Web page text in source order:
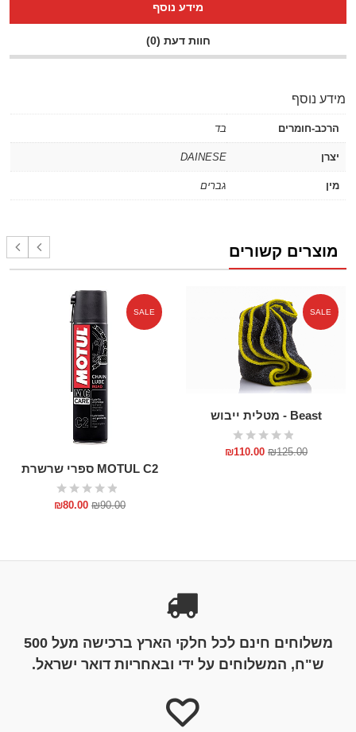
מידע נוסף
חוות דעת (0)
מידע נוסף
הרכב-חומרים בד
יצרן DAINESE
מין גברים
מוצרים קשורים
SALE
Beast - מטלית ייבוש
₪125.00
₪110.00
SALE
MOTUL C2 ספרי שרשרת
₪90.00
₪80.00
משלוחים חינם לכל חלקי הארץ ברכישה מעל 500
ש"ח, המשלוחים על ידי ובאחריות דואר ישראל.